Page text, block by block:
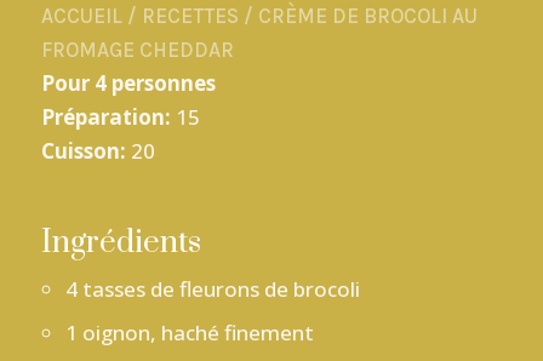
ACCUEIL/ RECETTES / CRÈME DE BROCOLI AU
FROMAGE CHEDDAR
Pour 4 personnes
Préparation: 15
Cuisson: 20
Ingrédients
4 tasses de fleurons de brocoli
1 oignon, haché finement